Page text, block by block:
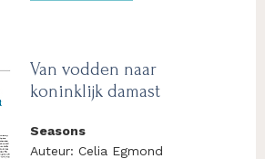
Van vodden naar
koninklijk damast
Seasons
Auteur: Celia Egmond